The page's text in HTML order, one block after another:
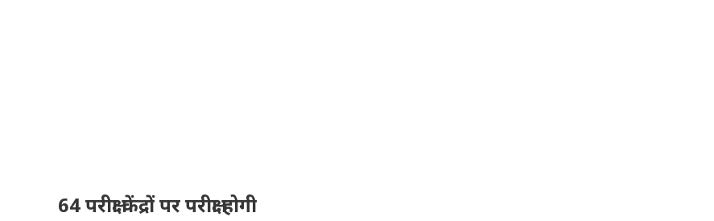
64 परीक्षा केंद्रों पर परीक्षा होगी